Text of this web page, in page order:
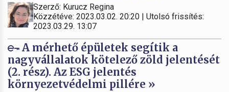
Szerző: Kurucz Regina
Közzétéve: 2023.03.02. 20:20 | Utolsó frissítés:
2023.03.29. 13:07
A mérhető épületek segítik a
nagyvállalatok kötelező zöld jelentését
(2. rész). Az ESG jelentés
környezetvédelmi pillére »